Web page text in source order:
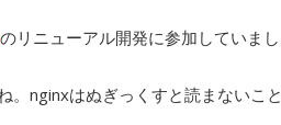
のリニューアル開発に参加していまし
。nginxはぬぎっくすと読まないこと